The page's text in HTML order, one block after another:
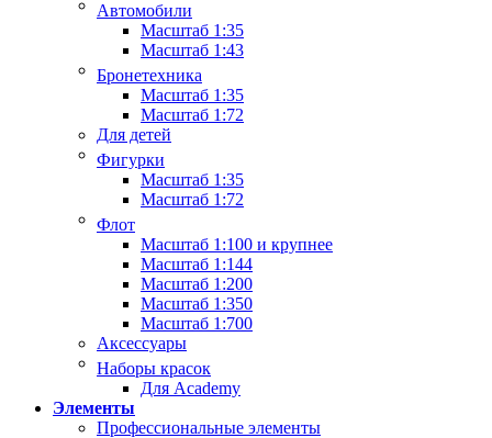
Автомобили
Масштаб 1:35
Масштаб 1:43
Бронетехника
Масштаб 1:35
Масштаб 1:72
Для детей
Фигурки
Масштаб 1:35
Масштаб 1:72
Флот
Масштаб 1:100 и крупнее
Масштаб 1:144
Масштаб 1:200
Масштаб 1:350
Масштаб 1:700
Аксессуары
Наборы красок
Для Academy
Элементы
Профессиональные элементы